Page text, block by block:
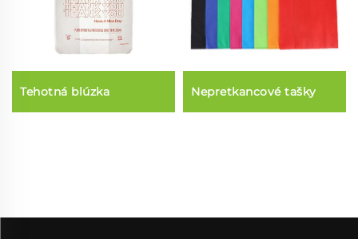
Tehotná blúzka Nepretkancové tašky